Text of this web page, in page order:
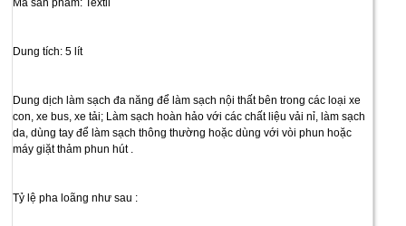
Mã sản phẩm: Textil
Dung tích: 5 lít
Dung dịch làm sạch đa năng để làm sạch nội thất bên trong các loại xe
con, xe bus, xe tải; Làm sạch hoàn hảo với các chất liệu vải nỉ, làm sạch
da, dùng tay để làm sạch thông thường hoặc dùng với vòi phun hoặc
máy giặt thảm phun hút .
Tỷ lệ pha loãng như sau :